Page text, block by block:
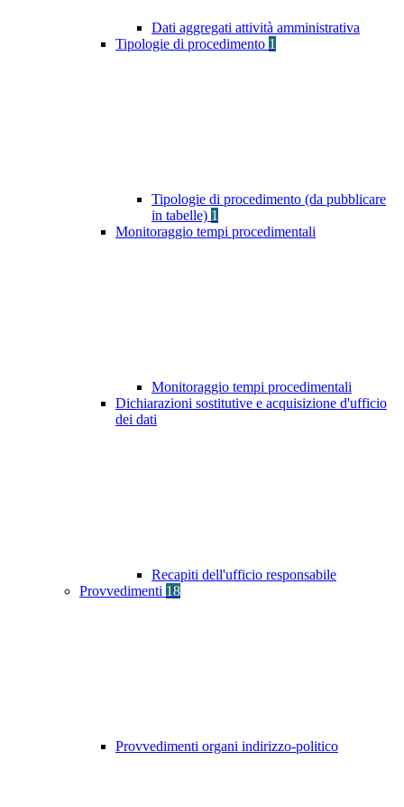
Dati aggregati attività amministrativa
Tipologie di procedimento 1
Tipologie di procedimento (da pubblicare
in tabelle) 1
Monitoraggio tempi procedimentali
Monitoraggio tempi procedimentali
Dichiarazioni sostitutive e acquisizione d'ufficio
dei dati
Recapiti dell'ufficio responsabile
Provvedimenti 18
Provvedimenti organi indirizzo-politico